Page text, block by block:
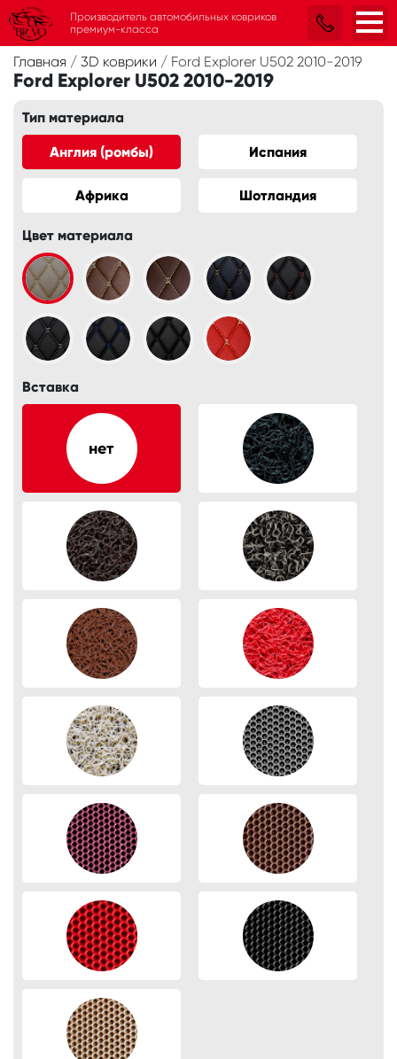
Главная / 3D коврики / Ford Explorer U502 2010-2019
Ford Explorer U502 2010-2019
Тип материала
Англия (ромбы) Испания
Африка Шотландия
Цвет материала
Вставка
Производитель автомобильных ковриков
премиум-класса